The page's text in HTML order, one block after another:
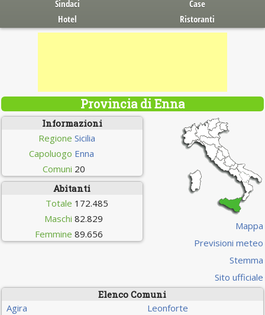
Sindaci
Case
Hotel
Ristoranti
Provincia di Enna
Informazioni
Regione Sicilia
Capoluogo Enna
Comuni 20
Abitanti
Totale 172.485
Maschi 82.829
Femmine 89.656
Mappa
Previsioni meteo
Stemma
Sito ufficiale
Elenco Comuni
Agira
Leonforte